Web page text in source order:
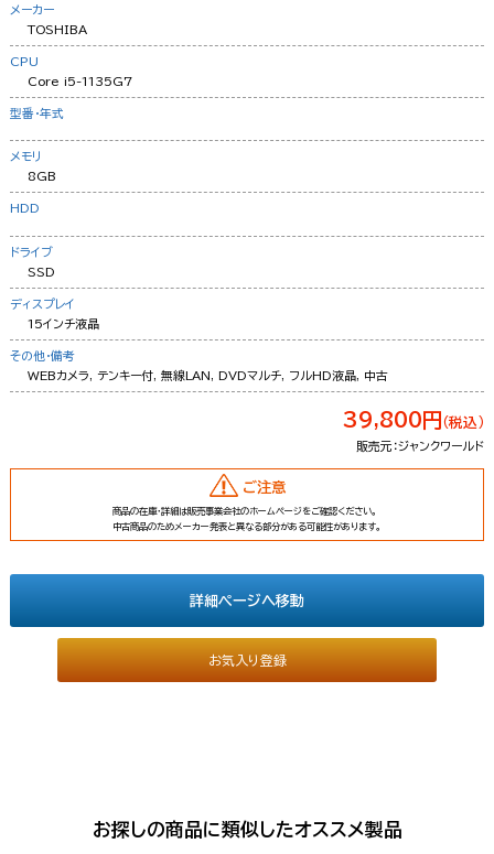
メーカー
TOSHIBA
CPU
Core i5-1135G7
型番・年式
メモリ
8GB
HDD
ドライブ
SSD
ディスプレイ
15インチ液晶
その他・備考
WEBカメラ, テンキー付, 無線LAN, DVDマルチ, フルHD液晶, 中古
39,800円 （税込）
販売元：ジャンクワールド
ご注意
商品の在庫・詳細は販売事業会社のホームページをご確認ください。
中古商品のためメーカー発表と異なる部分がある可能性があります。
詳細ページへ移動
お気入り登録
お探しの商品に類似したオススメ製品